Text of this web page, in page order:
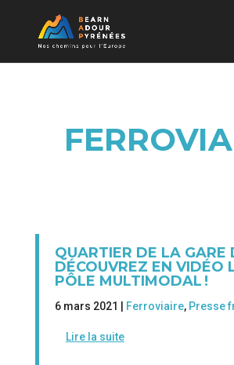
QUARTIER DE LA GARE
DÉCOUVREZ EN VIDÉO
PÔLE MULTIMODAL !
6 mars 2021 | Ferroviaire, Presse
Lire la suite